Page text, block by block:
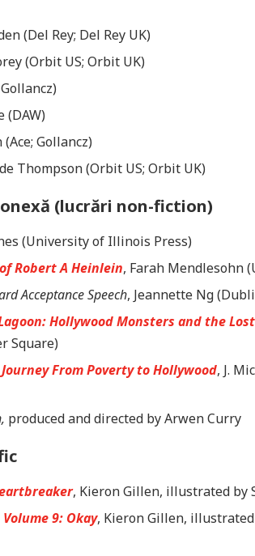
(Del Rey; Del Rey UK)
(Orbit US; Orbit UK)
(DAW)
Gollancz)
Thompson (Orbit US; Orbit UK)
(lucrări non-fiction)
(University of Illinois Press)
Robert A Heinlein, Farah Mendlesohn
Acceptance Speech, Jeannette Ng
Hollywood Monsters and the
Square)
From Poverty to Hollywood, J.
produced and directed by Arwen Curry
, Kieron Gillen, illustrated by
9: Okay, Kieron Gillen,